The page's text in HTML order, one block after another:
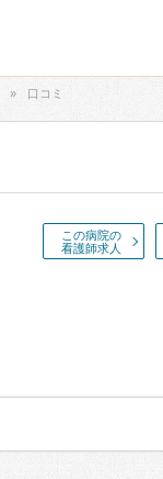
口コミ
この病院の
看護師求人